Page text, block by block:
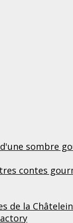
sombre
contes
de la